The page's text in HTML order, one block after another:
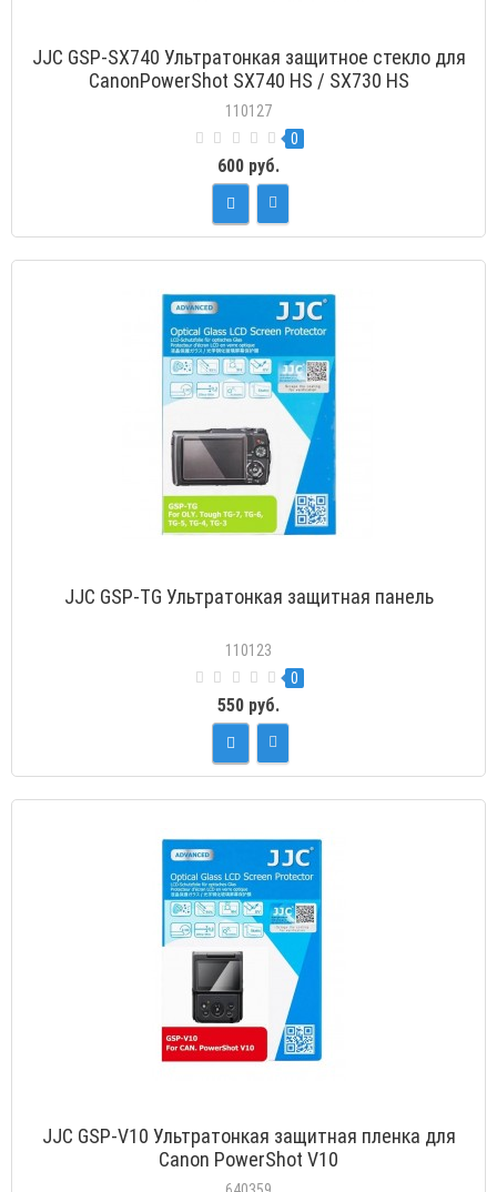
JJC GSP-SX740 Ультратонкая защитное стекло для
CanonPowerShot SX740 HS / SX730 HS
110127
0
600 руб.
JJC GSP-TG Ультратонкая защитная панель
110123
0
550 руб.
JJC GSP-V10 Ультратонкая защитная пленка для
Canon PowerShot V10